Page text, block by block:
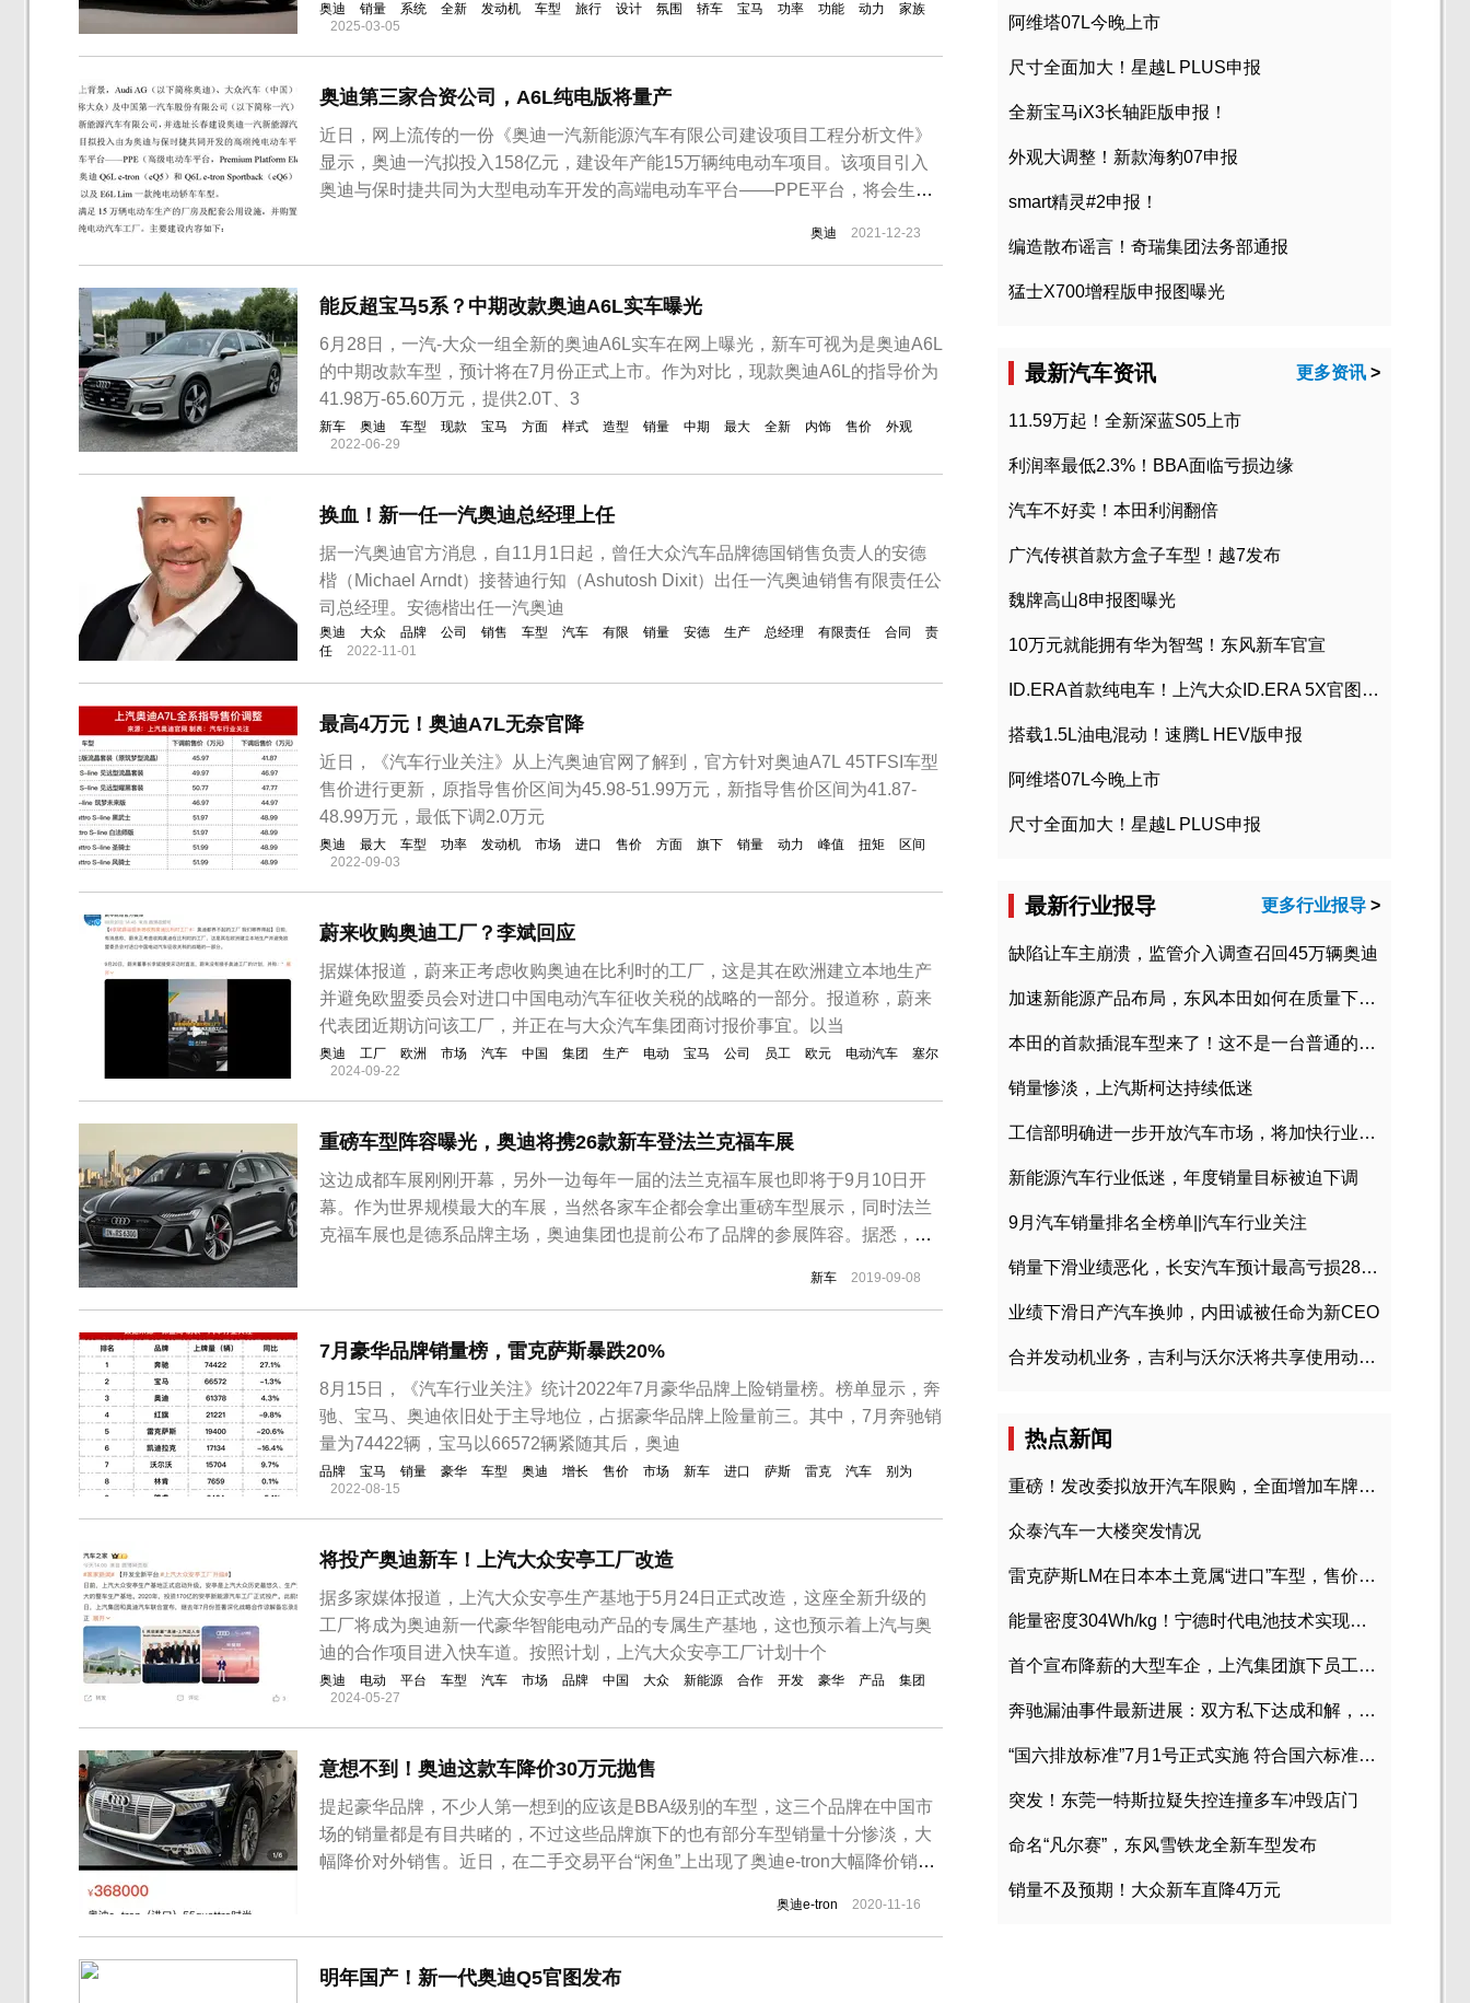
奥迪 销量 系统 全新 发动机 车型 旅行 设计 氛围 轿车 宝马 功率 功能 动力
家族
2025-03-05
奥迪第三家合资公司，A6L纯电版将量产
近日，网上流传的一份《奥迪一汽新能源汽车有限公司建设项目工程分析文件》
显示，奥迪一汽拟投入158亿元，建设年产能15万辆纯电动车项目。该项目引入
奥迪与保时捷共同为大型电动车开发的高端电动车平台——PPE平台，将会生产
奥迪 2021-12-23
能反超宝马5系？中期改款奥迪A6L实车曝光
6月28日，一汽-大众一组全新的奥迪A6L实车在网上曝光，新车可视为是奥迪A6L
的中期改款车型，预计将在7月份正式上市。作为对比，现款奥迪A6L的指导价为
41.98万-65.60万元，提供2.0T、3
新车 奥迪 车型 现款 宝马 方面 样式 造型 销量 中期 最大 全新 内饰 售价
外观
2022-06-29
换血！新一任一汽奥迪总经理上任
据一汽奥迪官方消息，自11月1日起，曾任大众汽车品牌德国销售负责人的安德
楷（Michael Arndt）接替迪行知（Ashutosh Dixit）出任一汽奥迪销售有限责任公
司总经理。安德楷出任一汽奥迪
奥迪 大众 品牌 公司 销售 车型 汽车 有限 销量 安德 生产 总经理 有限责任 合同
责
任
2022-11-01
最高4万元！奥迪A7L无奈官降
近日，《汽车行业关注》从上汽奥迪官网了解到，官方针对奥迪A7L 45TFSI车型
售价进行更新，原指导售价区间为45.98-51.99万元，新指导售价区间为41.87-
48.99万元，最低下调2.0万元
奥迪 最大 车型 功率 发动机 市场 进口 售价 方面 旗下 销量 动力 峰值 扭矩
区间
2022-09-03
蔚来收购奥迪工厂？李斌回应
据媒体报道，蔚来正考虑收购奥迪在比利时的工厂，这是其在欧洲建立本地生产
并避免欧盟委员会对进口中国电动汽车征收关税的战略的一部分。报道称，蔚来
代表团近期访问该工厂，并正在与大众汽车集团商讨报价事宜。以当
奥迪 工厂 欧洲 市场 汽车 中国 集团 生产 电动 宝马 公司 员工 欧元 电动汽车
塞尔
2024-09-22
重磅车型阵容曝光，奥迪将携26款新车登法兰克福车展
这边成都车展刚刚开幕，另外一边每年一届的法兰克福车展也即将于9月10日开
幕。作为世界规模最大的车展，当然各家车企都会拿出重磅车型展示，同时法兰
克福车展也是德系品牌主场，奥迪集团也提前公布了品牌的参展阵容。据悉，本
相。其中，全新RS 6 Avant、新款A4、A1 citycarver以及新款Q7将亮相法兰克福
车展。此外，电动方程...
新车 2019-09-08
7月豪华品牌销量榜，雷克萨斯暴跌20%
8月15日，《汽车行业关注》统计2022年7月豪华品牌上险销量榜。榜单显示，奔
驰、宝马、奥迪依旧处于主导地位，占据豪华品牌上险量前三。其中，7月奔驰销
量为74422辆，宝马以66572辆紧随其后，奥迪
品牌 宝马 销量 豪华 车型 奥迪 增长 售价 市场 新车 进口 萨斯 雷克 汽车
别为
2022-08-15
将投产奥迪新车！上汽大众安亭工厂改造
据多家媒体报道，上汽大众安亭生产基地于5月24日正式改造，这座全新升级的
工厂将成为奥迪新一代豪华智能电动产品的专属生产基地，这也预示着上汽与奥
迪的合作项目进入快车道。按照计划，上汽大众安亭工厂计划十个
奥迪 电动 平台 车型 汽车 市场 品牌 中国 大众 新能源 合作 开发 豪华 产品
集团
2024-05-27
意想不到！奥迪这款车降价30万元抛售
提起豪华品牌，不少人第一想到的应该是BBA级别的车型，这三个品牌在中国市
场的销量都是有目共睹的，不过这些品牌旗下的也有部分车型销量十分惨淡，大
幅降价对外销售。近日，在二手交易平台“闲鱼”上出现了奥迪e-tron大幅降价销售
日正式上市，共推出3款车型，官方指导价为69.28-80.08万元，其中奥迪e-tron
5...
奥迪e-tron 2020-11-16
明年国产！新一代奥迪Q5官图发布
阿维塔07L今晚上市
尺寸全面加大！星越L PLUS申报
全新宝马iX3长轴距版申报！
外观大调整！新款海豹07申报
smart精灵#2申报！
编造散布谣言！奇瑞集团法务部通报
猛士X700增程版申报图曝光
最新汽车资讯 更多资讯 >
11.59万起！全新深蓝S05上市
利润率最低2.3%！BBA面临亏损边缘
汽车不好卖！本田利润翻倍
广汽传祺首款方盒子车型！越7发布
魏牌高山8申报图曝光
10万元就能拥有华为智驾！东风新车官宣
ID.ERA首款纯电车！上汽大众ID.ERA 5X官图发布
搭载1.5L油电混动！速腾L HEV版申报
阿维塔07L今晚上市
尺寸全面加大！星越L PLUS申报
最新行业报导 更多行业报导 >
缺陷让车主崩溃，监管介入调查召回45万辆奥迪
加速新能源产品布局，东风本田如何在质量下转型？
本田的首款插混车型来了！这不是一台普通的CR-V
销量惨淡，上汽斯柯达持续低迷
工信部明确进一步开放汽车市场，将加快行业兼并重组
新能源汽车行业低迷，年度销量目标被迫下调
9月汽车销量排名全榜单||汽车行业关注
销量下滑业绩恶化，长安汽车预计最高亏损28亿元
业绩下滑日产汽车换帅，内田诚被任命为新CEO
合并发动机业务，吉利与沃尔沃将共享使用动力总成
热点新闻
重磅！发改委拟放开汽车限购，全面增加车牌指标
众泰汽车一大楼突发情况
雷克萨斯LM在日本本土竟属“进口”车型，售价2580万日元
能量密度304Wh/kg！宁德时代电池技术实现突破
首个宣布降薪的大型车企，上汽集团旗下员工降薪文件曝光
奔驰漏油事件最新进展：双方私下达成和解，工商已介入调查
“国六排放标准”7月1号正式实施 符合国六标准车型目录一览
突发！东莞一特斯拉疑失控连撞多车冲毁店门
命名“凡尔赛”，东风雪铁龙全新车型发布
销量不及预期！大众新车直降4万元